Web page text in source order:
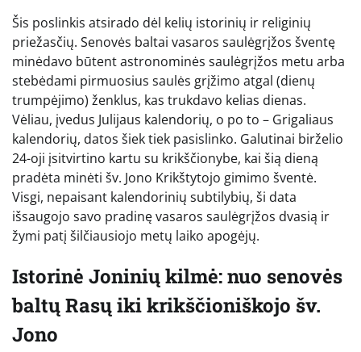
Šis poslinkis atsirado dėl kelių istorinių ir religinių
priežasčių. Senovės baltai vasaros saulėgrįžos šventę
minėdavo būtent astronominės saulėgrįžos metu arba
stebėdami pirmuosius saulės grįžimo atgal (dienų
trumpėjimo) ženklus, kas trukdavo kelias dienas.
Vėliau, įvedus Julijaus kalendorių, o po to – Grigaliaus
kalendorių, datos šiek tiek pasislinko. Galutinai birželio
24-oji įsitvirtino kartu su krikščionybe, kai šią dieną
pradėta minėti šv. Jono Krikštytojo gimimo šventė.
Visgi, nepaisant kalendorinių subtilybių, ši data
išsaugojo savo pradinę vasaros saulėgrįžos dvasią ir
žymi patį šilčiausiojo metų laiko apogėjų.
Istorinė Joninių kilmė: nuo senovės
baltų Rasų iki krikščioniškojo šv.
Jono